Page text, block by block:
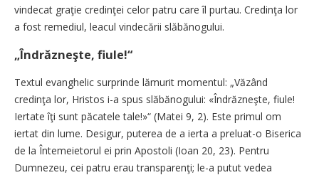
vindecat graţie credinţei celor patru care îl purtau. Credinţa lor
a fost remediul, leacul vindecării slăbănogului.
„Îndrăzneşte, fiule!“
Textul evanghelic surprinde lămurit momentul: „Văzând
credinţa lor, Hristos i-a spus slăbănogului: «Îndrăzneşte, fiule!
Iertate îţi sunt păcatele tale!»“ (Matei 9, 2). Este primul om
iertat din lume. Desigur, puterea de a ierta a preluat-o Biserica
de la Întemeietorul ei prin Apostoli (Ioan 20, 23). Pentru
Dumnezeu, cei patru erau transparenţi; le-a putut vedea